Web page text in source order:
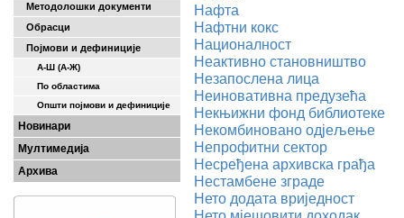
Методолошки документи
Обрасци
Појмови и дефиниције
А-Ш (A-Ж)
По областима
Општи појмови и дефиниције
Новинари
Мултимедија
Архива
Нафта
Нафтни кокс
Националност
Неактивно становништво
Незапослена лица
Неиновативна предузећа
Некњижни фонд библиотеке
Некомбиновано одјељење
Непрофитни сектор
Несређена архивска грађа
Нестамбене зграде
Нето додата вриједност